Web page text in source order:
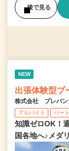
後で見る
NEW
出張体験型ブ
株式会社 プレバン
アルバイト パート
知識ゼロOK！
国各地へ♪メダ